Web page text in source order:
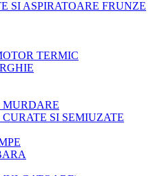
SI ASPIRATOARE FRUNZE
TERMIC
MURDARE
SI SEMIUZATE